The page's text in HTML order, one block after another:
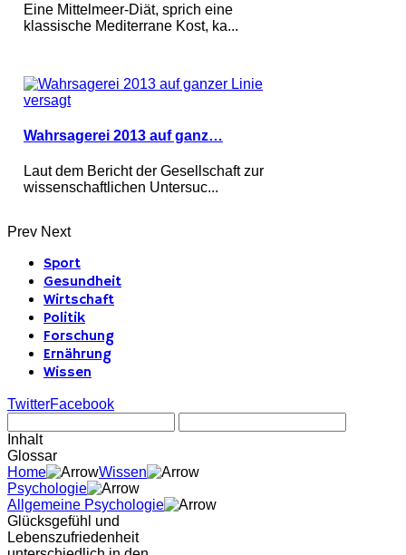
Eine Mittelmeer-Diät, sprich eine
klassische Mediterrane Kost, ka...
Wahrsagerei 2013 auf ganz…
Laut dem Bericht der Gesellschaft zur
wissenschaftlichen Untersuc...
Prev Next
Sport
Gesundheit
Wirtschaft
Politik
Forschung
Ernährung
Wissen
TwitterFacebook
Inhalt
Glossar
Home
Wissen
Psychologie
Allgemeine Psychologie
Glücksgefühl und
Lebenszufriedenheit